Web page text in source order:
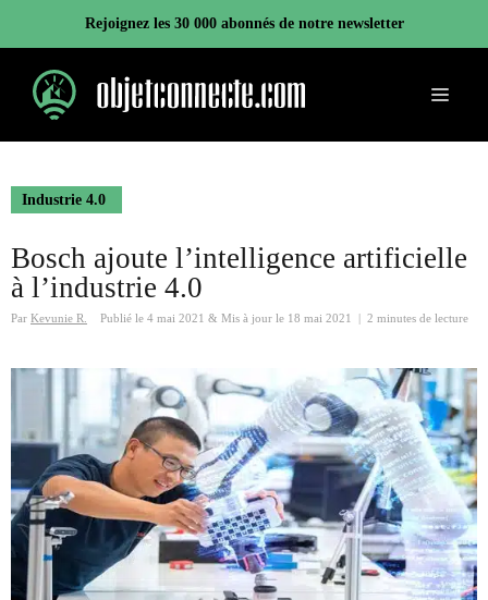
contenu
Rejoignez les 30 000 abonnés de notre newsletter
Menu
Industrie 4.0
Bosch ajoute l’intelligence artificielle
à l’industrie 4.0
Par Kevunie R. Publié le 4 mai 2021 & Mis à jour le 18 mai 2021 2 minutes de lecture